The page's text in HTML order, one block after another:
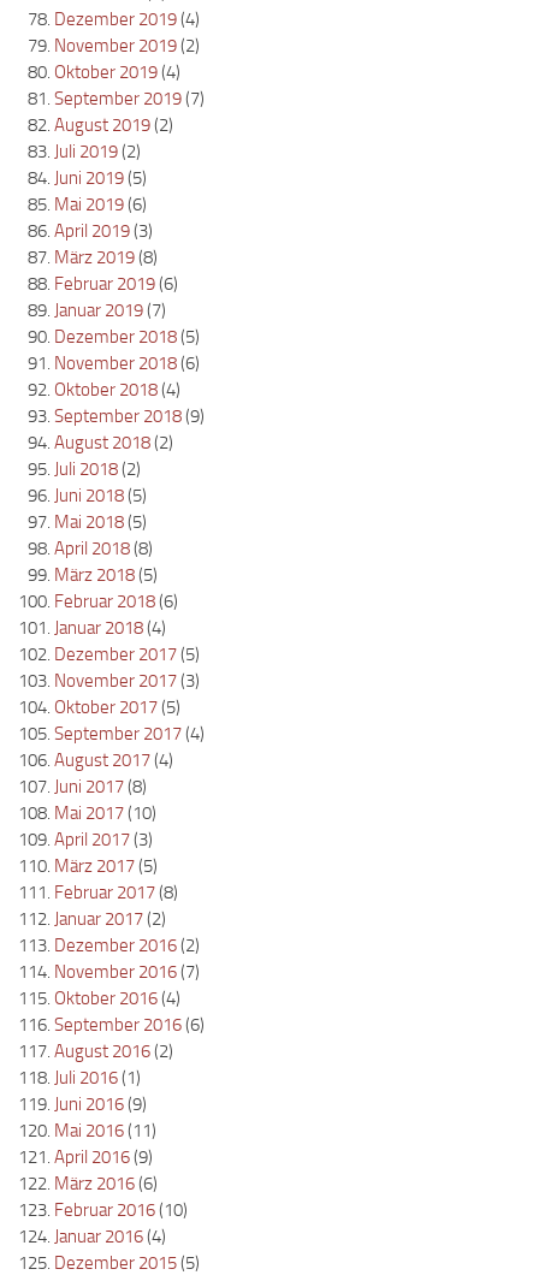
Dezember 2019(4)
November 2019(2)
Oktober 2019(4)
September 2019(7)
August 2019(2)
Juli 2019(2)
Juni 2019(5)
Mai 2019(6)
April 2019(3)
März 2019(8)
Februar 2019(6)
Januar 2019(7)
Dezember 2018(5)
November 2018(6)
Oktober 2018(4)
September 2018(9)
August 2018(2)
Juli 2018(2)
Juni 2018(5)
Mai 2018(5)
April 2018(8)
März 2018(5)
Februar 2018(6)
Januar 2018(4)
Dezember 2017(5)
November 2017(3)
Oktober 2017(5)
September 2017(4)
August 2017(4)
Juni 2017(8)
Mai 2017(10)
April 2017(3)
März 2017(5)
Februar 2017(8)
Januar 2017(2)
Dezember 2016(2)
November 2016(7)
Oktober 2016(4)
September 2016(6)
August 2016(2)
Juli 2016(1)
Juni 2016(9)
Mai 2016(11)
April 2016(9)
März 2016(6)
Februar 2016(10)
Januar 2016(4)
Dezember 2015(5)